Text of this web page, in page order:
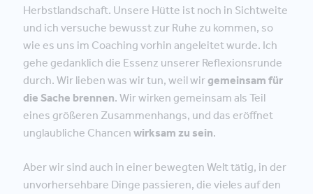
Herbstlandschaft. Unsere Hütte ist noch in Sichtweite
und ich versuche bewusst zur Ruhe zu kommen, so
wie es uns im Coaching vorhin angeleitet wurde. Ich
gehe gedanklich die Essenz unserer Reflexionsrunde
durch. Wir lieben was wir tun, weil wirgemeinsam für
die Sache brennen. Wir wirken gemeinsam als Teil
eines größeren Zusammenhangs, und das eröffnet
unglaubliche Chancen wirksam zu sein.
Aber wir sind auch in einer bewegten Welt tätig, in der
unvorhersehbare Dinge passieren, die vieles auf den